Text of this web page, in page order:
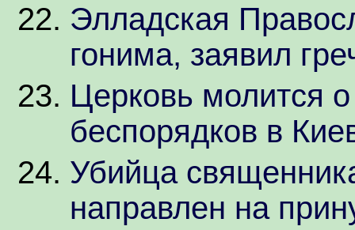
Элладская
гонима, заявил
Церковь молится
беспорядков в
Убийца
направлен на